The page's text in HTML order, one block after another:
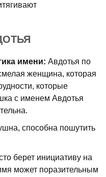
имени: Авдотья по
женщина, которая
которые
с именем Авдотья
способна пошутить
берет инициативу на
может поразительным